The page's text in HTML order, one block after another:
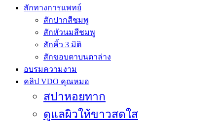
สักทางการแพทย์
สักปากสีชมพู
สักหัวนมสีชมพู
สักคิ้ว 3 มิติ
สักขอบตาบนตาล่าง
อบรมความงาม
คลิป VDO คุณหมอ
สปาหอยทาก
ดูแลผิวให้ขาวสดใส